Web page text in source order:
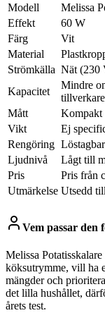
Modell
Melissa
Effekt
60 W
Färg
Vit
Material
Strömkälla Nät (230
Kapacitet
Mindre
Mått
Kompakt
Vikt
Ej
Rengöring
Ljudnivå
Lågt till
Pris
Pris från
Utmärkelse Utsedd
Vem passar den
Melissa
köksutrymme, vill ha
mängder och
det lilla hushållet,
årets test.